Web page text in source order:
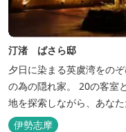
汀渚 ばさら邸
夕日に染まる英虞湾をの
の為の隠れ家。 20の客室
地を探索しながら、あな
い。
伊勢志摩